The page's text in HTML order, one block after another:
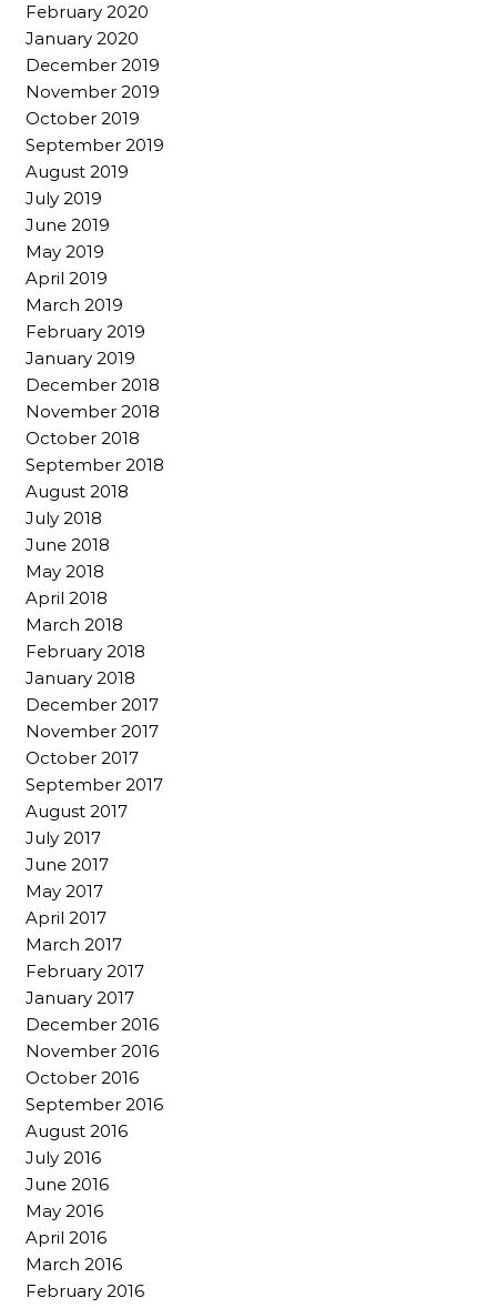
February 2020
January 2020
December 2019
November 2019
October 2019
September 2019
August 2019
July 2019
June 2019
May 2019
April 2019
March 2019
February 2019
January 2019
December 2018
November 2018
October 2018
September 2018
August 2018
July 2018
June 2018
May 2018
April 2018
March 2018
February 2018
January 2018
December 2017
November 2017
October 2017
September 2017
August 2017
July 2017
June 2017
May 2017
April 2017
March 2017
February 2017
January 2017
December 2016
November 2016
October 2016
September 2016
August 2016
July 2016
June 2016
May 2016
April 2016
March 2016
February 2016